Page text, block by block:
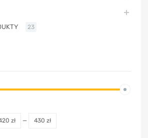
23
zł — 430 zł